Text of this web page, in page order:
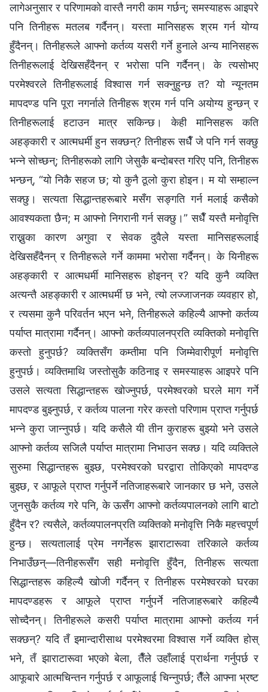
लागेअनुसार र परिणामको वास्तै नगरी काम गर्छन्; समस्याहरू आइपरे
पनि तिनीहरू मतलब गर्दैनन्। यस्ता मानिसहरू श्रम गर्न योग्य
हुँदैनन्। तिनीहरूले आफ्नो कर्तव्य यसरी गर्ने हुनाले अन्य मानिसहरू
तिनीहरूलाई देखिसहँदैनन् र भरोसा पनि गर्दैनन्। के त्यसोभए
परमेश्‍वरले तिनीहरूलाई विश्‍वास गर्न सक्नुहुन्छ त? यो न्यूनतम
मापदण्ड पनि पूरा नगर्नाले तिनीहरू श्रम गर्न पनि अयोग्य हुन्छन् र
तिनीहरूलाई हटाउन मात्र सकिन्छ। केही मानिसहरू कति
अहङ्कारी र आत्मधर्मी हुन सक्छन्? तिनीहरू सधैँ जे पनि गर्न सक्छु
भन्‍ने सोच्छन्; तिनीहरूको लागि जेसुकै बन्दोबस्त गरिए पनि, तिनीहरू
भन्छन्, “यो निकै सहज छ; यो कुनै ठूलो कुरा होइन। म यो सम्हाल्न
सक्छु। सत्यता सिद्धान्तहरूबारे मसँग सङ्गति गर्न मलाई कसैको
आवश्यकता छैन; म आफ्नो निगरानी गर्न सक्छु।” सधैँ यस्तै मनोवृत्ति
राख्नुका कारण अगुवा र सेवक दुवैले यस्ता मानिसहरूलाई
देखिसहँदैनन् र तिनीहरूले गर्ने काममा भरोसा गर्दैनन्। के यिनीहरू
अहङ्कारी र आत्मधर्मी मानिसहरू होइनन् र? यदि कुनै व्यक्ति
अत्यन्तै अहङ्कारी र आत्मधर्मी छ भने, त्यो लज्जाजनक व्यवहार हो,
र त्यसमा कुनै परिवर्तन भएन भने, तिनीहरूले कहिल्यै आफ्नो कर्तव्य
पर्याप्त मात्रामा गर्दैनन्। आफ्नो कर्तव्यपालनप्रति व्यक्तिको मनोवृत्ति
कस्तो हुनुपर्छ? व्यक्तिसँग कम्तीमा पनि जिम्मेवारीपूर्ण मनोवृत्ति
हुनुपर्छ। व्यक्तिमाथि जस्तोसुकै कठिनाइ र समस्याहरू आइपरे पनि
उसले सत्यता सिद्धान्तहरू खोज्नुपर्छ, परमेश्‍वरको घरले माग गर्ने
मापदण्ड बुझ्नुपर्छ, र कर्तव्य पालना गरेर कस्तो परिणाम प्राप्त गर्नुपर्छ
भन्‍ने कुरा जान्नुपर्छ। यदि कसैले यी तीन कुराहरू बुझ्यो भने उसले
आफ्नो कर्तव्य सजिलै पर्याप्त मात्रामा निभाउन सक्छ। यदि व्यक्तिले
सुरुमा सिद्धान्तहरू बुझ्छ, परमेश्‍वरको घरद्वारा तोकिएको मापदण्ड
बुझ्छ, र आफूले प्राप्त गर्नुपर्ने नतिजाहरूबारे जानकार छ भने, उसले
जुनसुकै कर्तव्य गरे पनि, के ऊसँग आफ्नो कर्तव्यपालनको लागि बाटो
हुँदैन र? त्यसैले, कर्तव्यपालनप्रति व्यक्तिको मनोवृत्ति निकै महत्त्वपूर्ण
हुन्छ। सत्यतालाई प्रेम नगर्नेहरू झाराटारूवा तरिकाले कर्तव्य
निभाउँछन्—तिनीहरूसँग सही मनोवृत्ति हुँदैन, तिनीहरू सत्यता
सिद्धान्तहरू कहिल्यै खोजी गर्दैनन् र तिनीहरू परमेश्‍वरको घरका
मापदण्डहरू र आफूले प्राप्त गर्नुपर्ने नतिजाहरूबारे कहिल्यै
सोच्दैनन्। तिनीहरूले कसरी पर्याप्त मात्रामा आफ्नो कर्तव्य गर्न
सक्छन्? यदि तँ इमान्दारीसाथ परमेश्‍वरमा विश्‍वास गर्ने व्यक्ति होस्
भने, तँ झाराटारूवा भएको बेला, तैँले उहाँलाई प्रार्थना गर्नुपर्छ र
आफूबारे आत्मचिन्तन गर्नुपर्छ र आफूलाई चिन्नुपर्छ; तैँले आफ्ना भ्रष्ट